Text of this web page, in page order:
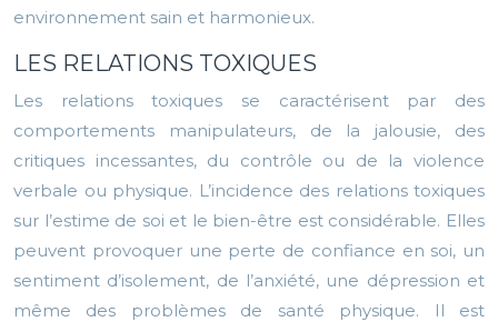
environnement sain et harmonieux.
LES RELATIONS TOXIQUES
Les relations toxiques se caractérisent par des
comportements manipulateurs, de la jalousie, des
critiques incessantes, du contrôle ou de la violence
verbale ou physique. L’incidence des relations toxiques
sur l’estime de soi et le bien-être est considérable. Elles
peuvent provoquer une perte de confiance en soi, un
sentiment d’isolement, de l’anxiété, une dépression et
même des problèmes de santé physique. Il est